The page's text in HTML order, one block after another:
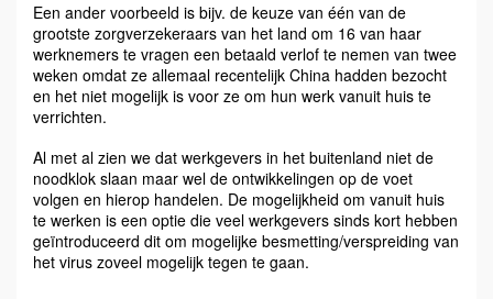
Een ander voorbeeld is bijv. de keuze van één van de
grootste zorgverzekeraars van het land om 16 van haar
werknemers te vragen een betaald verlof te nemen van twee
weken omdat ze allemaal recentelijk China hadden bezocht
en het niet mogelijk is voor ze om hun werk vanuit huis te
verrichten.
Al met al zien we dat werkgevers in het buitenland niet de
noodklok slaan maar wel de ontwikkelingen op de voet
volgen en hierop handelen. De mogelijkheid om vanuit huis
te werken is een optie die veel werkgevers sinds kort hebben
geïntroduceerd dit om mogelijke besmetting/verspreiding van
het virus zoveel mogelijk tegen te gaan.